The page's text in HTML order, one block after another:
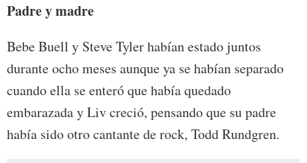
Padre y madre
Bebe Buell y Steve Tyler habían estado juntos
durante ocho meses aunque ya se habían separado
cuando ella se enteró que había quedado
embarazada y Liv creció, pensando que su padre
había sido otro cantante de rock, Todd Rundgren.